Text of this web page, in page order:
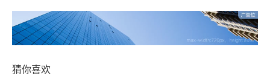
猜你喜欢